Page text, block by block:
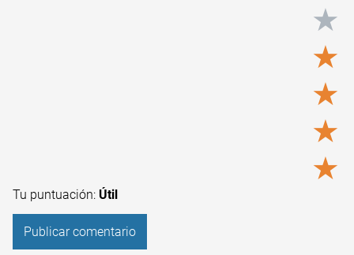
★
★
★
★
★
Tu puntuación: Útil